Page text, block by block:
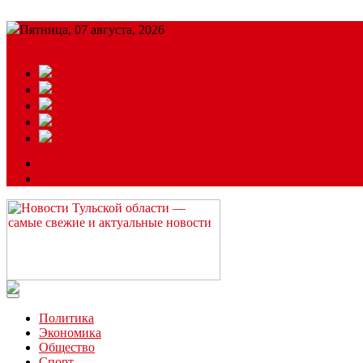
Пятница, 07 августа, 2026
Читайте последние новости дня в Тульской области на сайте
Политика
Экономика
Общество